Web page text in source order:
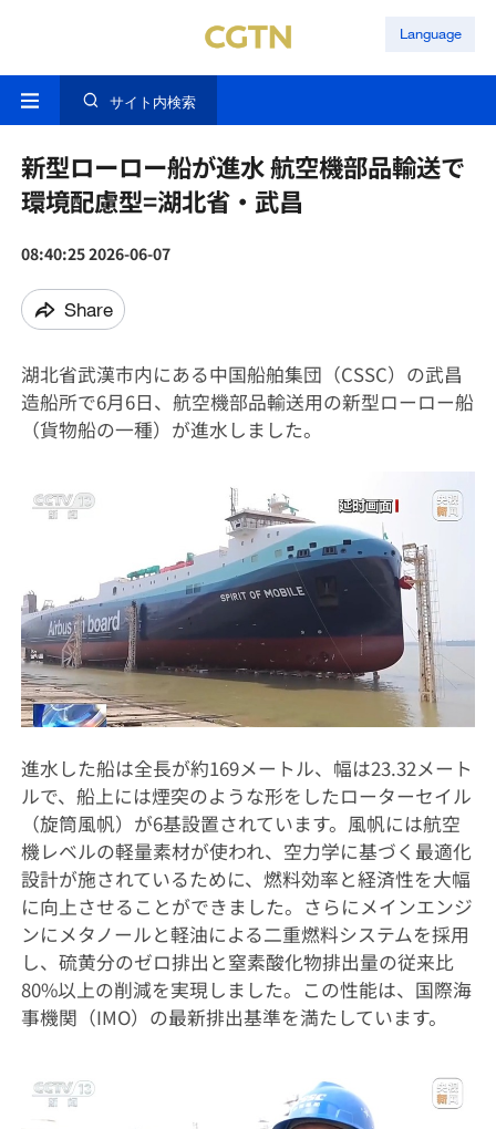
Language
サイト内検索
新型ローロー船が進水 航空機部品輸送で
環境配慮型=湖北省・武昌
08:40:25 2026-06-07
Share
湖北省武漢市内にある中国船舶集団（CSSC）の武昌
造船所で6月6日、航空機部品輸送用の新型ローロー船
（貨物船の一種）が進水しました。
進水した船は全長が約169メートル、幅は23.32メート
ルで、船上には煙突のような形をしたローターセイル
（旋筒風帆）が6基設置されています。風帆には航空
機レベルの軽量素材が使われ、空力学に基づく最適化
設計が施されているために、燃料効率と経済性を大幅
に向上させることができました。さらにメインエンジ
ンにメタノールと軽油による二重燃料システムを採用
し、硫黄分のゼロ排出と窒素酸化物排出量の従来比
80%以上の削減を実現しました。この性能は、国際海
事機関（IMO）の最新排出基準を満たしています。